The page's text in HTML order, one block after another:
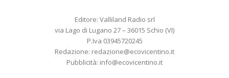
Editore: Valliland Radio srl
via Lago di Lugano 27 – 36015 Schio (VI)
P.Iva 03945720245
Redazione: redazione@ecovicentino.it
Pubblicità: info@ecovicentino.it